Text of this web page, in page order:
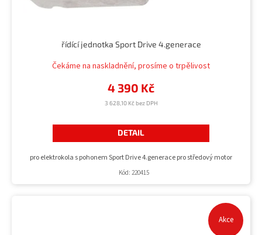
řídící jednotka Sport Drive 4.generace
Čekáme na naskladnění, prosíme o trpělivost
3 628,10 Kč bez DPH
4 390 Kč
DETAIL
pro elektrokola s pohonem Sport Drive 4.generace pro středový motor
Kód: 220415
Akce